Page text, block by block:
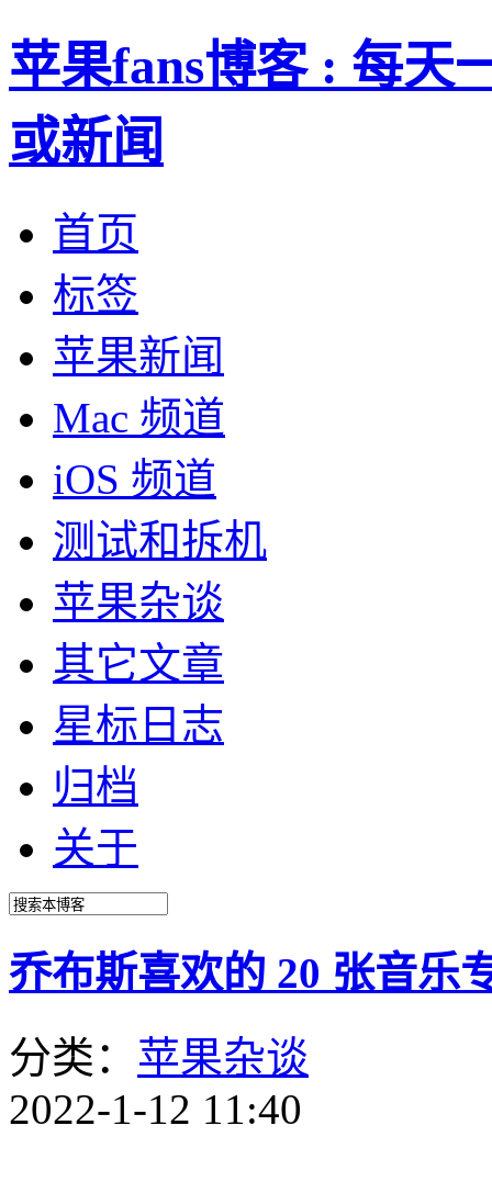
苹果fans博客 : 每天
或新闻
首页
标签
苹果新闻
Mac 频道
iOS 频道
测试和拆机
苹果杂谈
其它文章
星标日志
归档
关于
乔布斯喜欢的 20 张音乐
分类： 苹果杂谈
2022-1-12 11:40